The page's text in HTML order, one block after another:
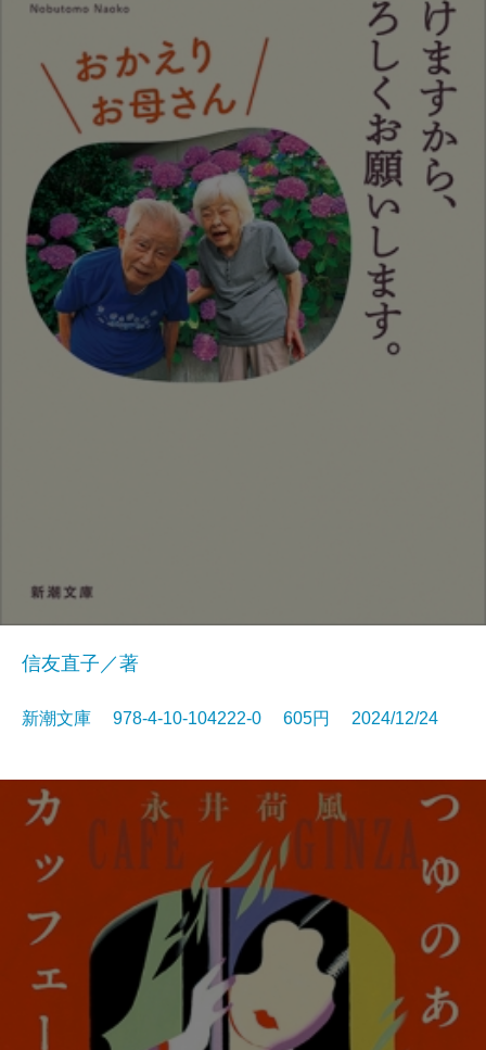
信友直子／著
新潮文庫 978-4-10-104222-0 605円 2024/12/24